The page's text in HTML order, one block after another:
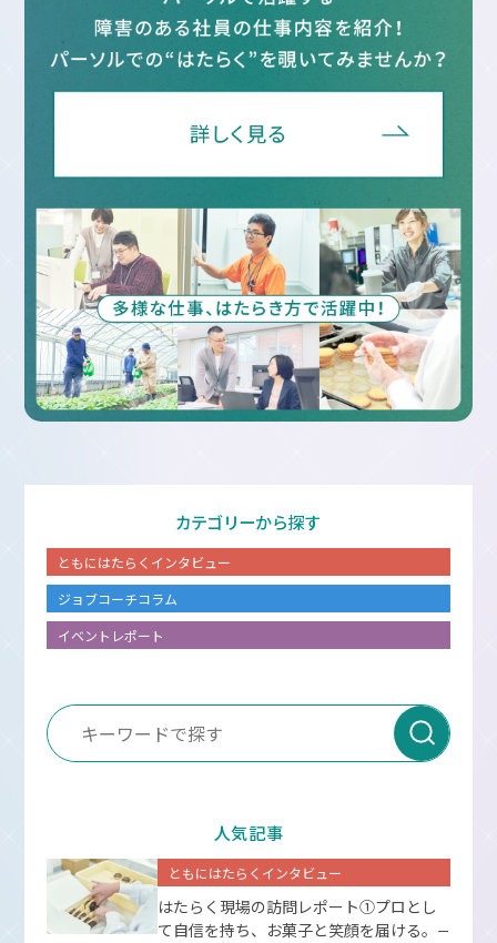
カテゴリーから探す
ともにはたらくインタビュー
ジョブコーチコラム
イベントレポート
人気記事
ともにはたらくインタビュー
はたらく現場の訪問レポート①プロとし
て⾃信を持ち、お菓⼦と笑顔を届ける。
ー